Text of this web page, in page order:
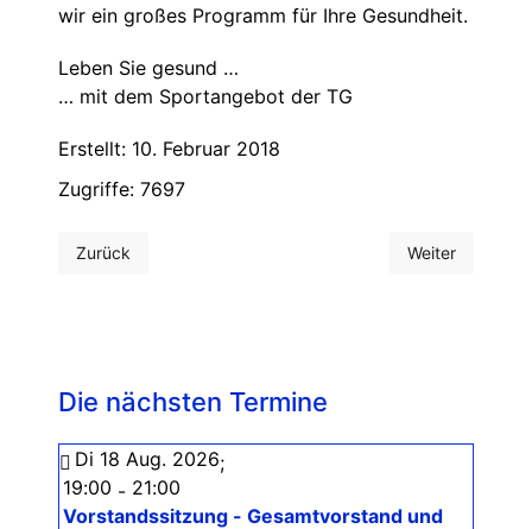
wir ein großes Programm für Ihre Gesundheit.
Leben Sie gesund …
… mit dem Sportangebot der TG
Erstellt: 10. Februar 2018
Zugriffe: 7697
Vorheriger Beitrag: Kinderfasching 2018
Zurück Nächster
Weiter
Die nächsten Termine
Di 18 Aug. 2026;
19:00 - 21:00
Vorstandssitzung - Gesamtvorstand und